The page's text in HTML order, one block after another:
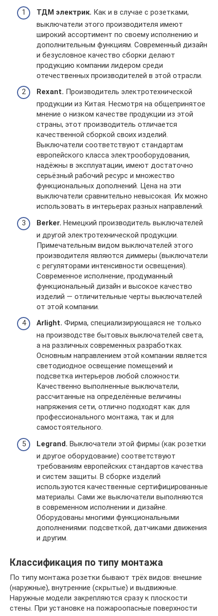
ТДМ электрик. Как и в случае с розетками,
выключатели этого производителя имеют
широкий ассортимент по своему исполнению и
дополнительным функциям. Современный дизайн
и безусловное качество сборки делают
продукцию компании лидером среди
отечественных производителей в этой отрасли.
Rexant. Производитель электротехнической
продукции из Китая. Несмотря на общепринятое
мнение о низком качестве продукции из этой
страны, этот производитель отличается
качественной сборкой своих изделий.
Выключатели соответствуют стандартам
европейского класса электрооборудования,
надёжны в эксплуатации, имеют достаточно
серьёзный рабочий ресурс и множество
функциональных дополнений. Цена на эти
выключатели сравнительно невысокая. Их можно
использовать в интерьерах разных направлений.
Berker. Немецкий производитель выключателей
и другой электротехнической продукции.
Примечательным видом выключателей этого
производителя являются диммеры (выключатели
с регуляторами интенсивности освещения).
Современное исполнение, продуманный
функциональный дизайн и высокое качество
изделий — отличительные черты выключателей
от этой компании.
Arlight. Фирма, специализирующаяся не только
на производстве бытовых выключателей света,
а на различных современных разработках.
Основным направлением этой компании является
светодиодное освещение помещений и
подсветка интерьеров любой сложности.
Качественно выполненные выключатели,
рассчитанные на определённые величины
напряжения сети, отлично подходят как для
профессионального монтажа, так и для
самостоятельного.
Legrand. Выключатели этой фирмы (как розетки
и другое оборудование) соответствуют
требованиям европейских стандартов качества
и систем защиты. В сборке изделий
используются качественные сертифицированные
материалы. Сами же выключатели выполняются
в современном исполнении и дизайне.
Оборудованы многими функциональными
дополнениями: подсветкой, датчиками движения
и другим.
Классификация по типу монтажа
По типу монтажа розетки бывают трёх видов: внешние
(наружные), внутренние (скрытые) и выдвижные.
Наружные модели закрепляются сразу к плоскости
стены. При установке на пожароопасные поверхности